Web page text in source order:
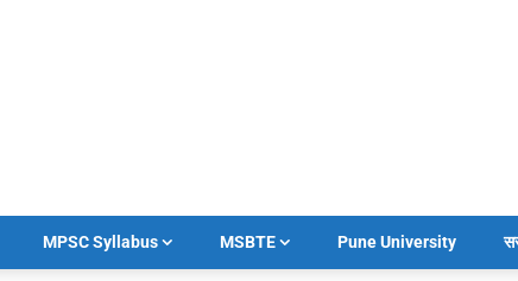
MPSC Syllabus MSBTE Pune University